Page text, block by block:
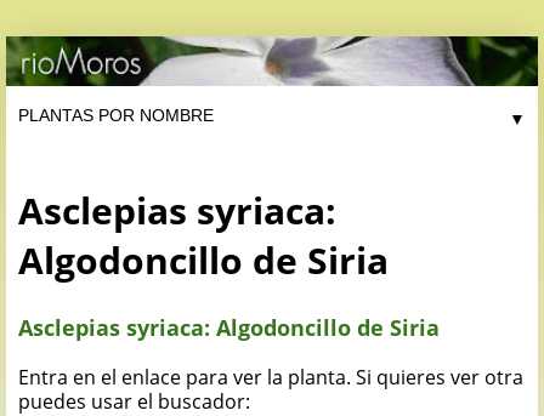
▼
Asclepias syriaca:
Algodoncillo de Siria
Asclepias syriaca: Algodoncillo de Siria
Entra en el enlace para ver la planta. Si quieres ver otra
puedes usar el buscador: